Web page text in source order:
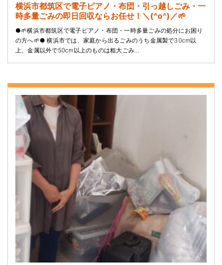
横浜市都筑区で電子ピアノ・布団・引っ越しごみ・一
時多量ごみの即日回収ならお任せ！＼(^o^)／🌱
●🌱横浜市都筑区で電子ピアノ・布団・一時多量ごみの処分にお困り
の方へ🌱● 横浜市では、家庭から出るごみのうち金属製で30cm以
上、金属以外で50cm以上のものは粗大ごみ…